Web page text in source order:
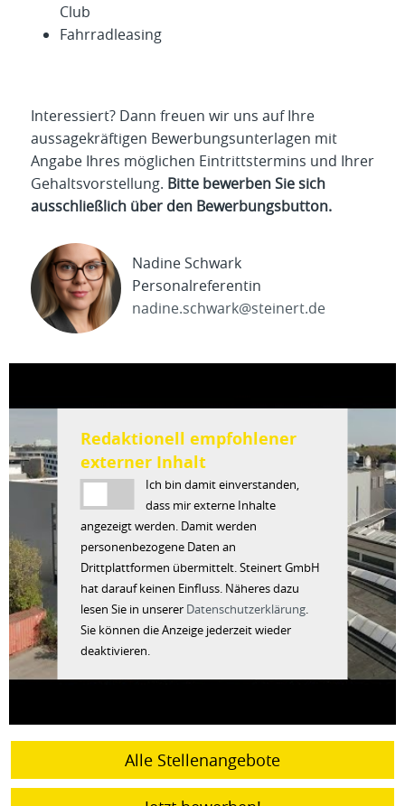
Club
Fahrradleasing
Interessiert? Dann freuen wir uns auf Ihre
aussagekräftigen Bewerbungsunterlagen mit
Angabe Ihres möglichen Eintrittstermins und Ihrer
Gehaltsvorstellung. Bitte bewerben Sie sich
ausschließlich über den Bewerbungsbutton.
Nadine Schwark
Personalreferentin
nadine.schwark@steinert.de
Redaktionell empfohlener
externer Inhalt
Ich bin damit einverstanden,
dass mir externe Inhalte
angezeigt werden. Damit werden
personenbezogene Daten an
Drittplattformen übermittelt. Steinert GmbH
hat darauf keinen Einfluss. Näheres dazu
lesen Sie in unserer Datenschutzerklärung.
Sie können die Anzeige jederzeit wieder
deaktivieren.
Alle Stellenangebote